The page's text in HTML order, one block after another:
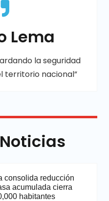
Lema
la seguridad
territorio nacional”
consolida reducción
acumulada cierra
habitantes